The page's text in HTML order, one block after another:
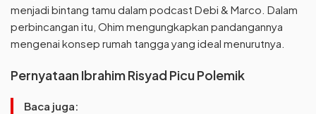
menjadi bintang tamu dalam podcast Debi & Marco. Dalam
perbincangan itu, Ohim mengungkapkan pandangannya
mengenai konsep rumah tangga yang ideal menurutnya.
Pernyataan Ibrahim Risyad Picu Polemik
Baca juga: